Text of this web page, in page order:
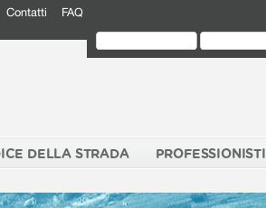
Contatti FAQ
DELLA STRADA PROFESSIONISTI